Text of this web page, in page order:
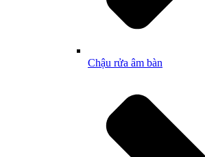
Chậu rửa âm bàn